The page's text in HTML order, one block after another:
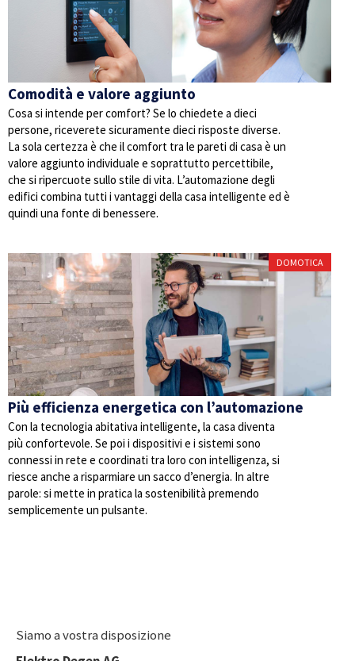
Comodità e valore aggiunto
Cosa si intende per comfort? Se lo chiedete a dieci
persone, riceverete sicuramente dieci risposte diverse.
La sola certezza è che il comfort tra le pareti di casa è un
valore aggiunto individuale e soprattutto percettibile,
che si ripercuote sullo stile di vita. L’automazione degli
edifici combina tutti i vantaggi della casa intelligente ed è
quindi una fonte di benessere.
DOMOTICA
Più efficienza energetica con l’automazione
Con la tecnologia abitativa intelligente, la casa diventa
più confortevole. Se poi i dispositivi e i sistemi sono
connessi in rete e coordinati tra loro con intelligenza, si
riesce anche a risparmiare un sacco d’energia. In altre
parole: si mette in pratica la sostenibilità premendo
semplicemente un pulsante.
Siamo a vostra disposizione